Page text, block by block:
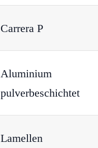
Carrera P
Aluminium
pulverbeschichtet
Lamellen